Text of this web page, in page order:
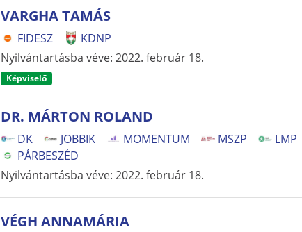
VARGHA TAMÁS
FIDESZ
KDNP
Nyilvántartásba véve: 2022. február 18.
Képviselő
DR. MÁRTON ROLAND
DK JOBBIK MOMENTUM MSZP
LMP
PÁRBESZÉD
Nyilvántartásba véve: 2022. február 18.
VÉGH ANNAMÁRIA